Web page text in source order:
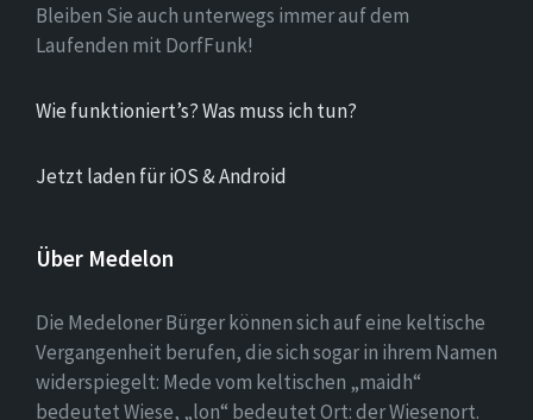
Bleiben Sie auch unterwegs immer auf dem
Laufenden mit DorfFunk!
Wie funktioniert’s? Was muss ich tun?
Jetzt laden für iOS & Android
Über Medelon
Die Medeloner Bürger können sich auf eine keltische
Vergangenheit berufen, die sich sogar in ihrem Namen
widerspiegelt: Mede vom keltischen „maidh“
bedeutet Wiese, „lon“ bedeutet Ort: der Wiesenort.